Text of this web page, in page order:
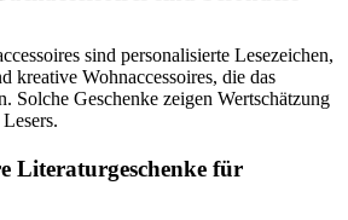
sind personalisierte Lesezeichen,
kreative Wohnaccessoires, die das
Solche Geschenke zeigen Wertschätzung
Literaturgeschenke für